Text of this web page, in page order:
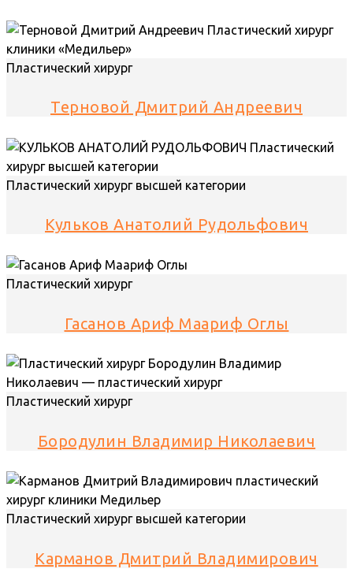
Пластический хирург
Терновой Дмитрий Андреевич
Пластический хирург высшей категории
Кульков Анатолий Рудольфович
Пластический хирург
Гасанов Ариф Маариф Оглы
Пластический хирург
Бородулин Владимир Николаевич
Пластический хирург высшей категории
Карманов Дмитрий Владимирович